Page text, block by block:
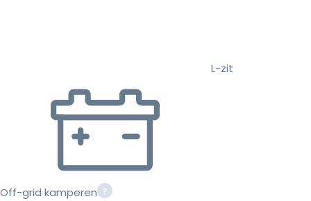
L-zit
Off-grid kamperen